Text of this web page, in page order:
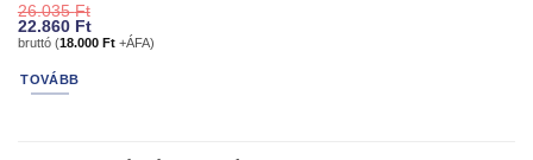
26.035Ft
Original
price
26.035 Ft.
22.860 FtCurrent
price
bruttó (18.000 Ft+ÁFA)
TOVÁBB